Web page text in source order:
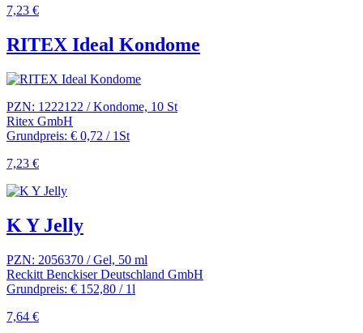
7,23 €
RITEX Ideal Kondome
PZN: 1222122 / Kondome, 10 St
Ritex GmbH
Grundpreis: € 0,72 / 1St
7,23 €
K Y Jelly
PZN: 2056370 / Gel, 50 ml
Reckitt Benckiser Deutschland GmbH
Grundpreis: € 152,80 / 1l
7,64 €